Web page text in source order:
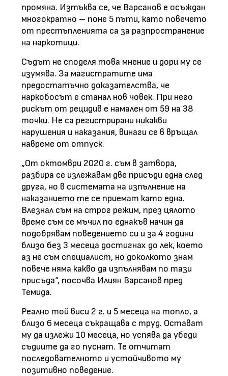
промяна. Изтъква се, че Варсанов е осъждан
многократно – поне 5 пъти, като повечето
от престъпленията са за разпространение
на наркотици.
Съдът не споделя това мнение и дори му се
изумява. За магистратите има
предостатъчно доказателства, че
наркобосът е станал нов човек. При него
рискът от рецидив е намален от 59 на 38
точки. Не са регистрирани никакви
нарушения и наказания, винаги се в връщал
навреме от отпуск.
„От октомври 2020 г. съм в затвора,
разбира се излежавам две присъди една след
друга, но в системата на изпълнение на
наказанието те се приемат като една.
Влезнал съм на строг режим, през цялото
време съм се мъчил по еднакъв начин да
подобрявам поведението си и за 4 години
близо без 3 месеца достигнах до лек, което
аз не съм специалист, но доколкото знам
повече няма какво да изпълнявам по тази
присъда“, посочва Илиян Варсанов пред
Темида.
Реално той виси 2 г. и 5 месеца на топло, а
близо 6 месеца съкращава с труд. Остават
му да излежи 10 месеца, но успява да убеди
съдиите да го пуснат. Те отчитат
последователното и устойчивото му
позитивно поведение.